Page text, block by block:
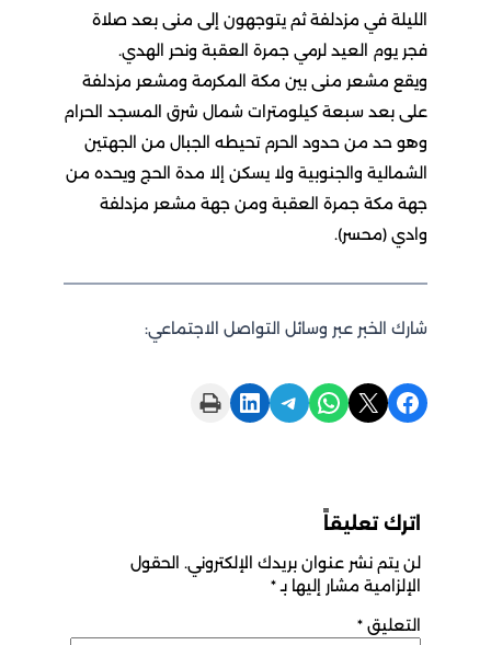
الليلة في مزدلفة ثم يتوجهون إلى منى بعد صلاة
فجر يوم العيد لرمي جمرة العقبة ونحر الهدي.
ويقع مشعر منى بين مكة المكرمة ومشعر مزدلفة
على بعد سبعة كيلومترات شمال شرق المسجد الحرام
وهو حد من حدود الحرم تحيطه الجبال من الجهتين
الشمالية والجنوبية ولا يسكن إلا مدة الحج ويحده من
جهة مكة جمرة العقبة ومن جهة مشعر مزدلفة
وادي (محسر).
شارك الخبر عبر وسائل التواصل الاجتماعي:
Share on Facebook
Share on X
Share on WhatsApp
Share on Telegram
Share on LinkedIn
Print this Page
اترك تعليقاً
لن يتم نشر عنوان بريدك الإلكتروني. الحقول
الإلزامية مشار إليها بـ*
التعليق *